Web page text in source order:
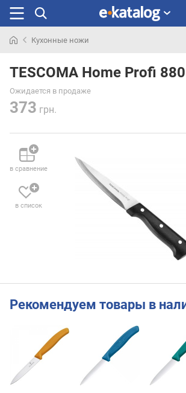
раньше
Кухонные ножи
TESCOMA Home Profi
Ожидается в продаже
373 грн.
в сравнение
в список
Рекомендуем товары в